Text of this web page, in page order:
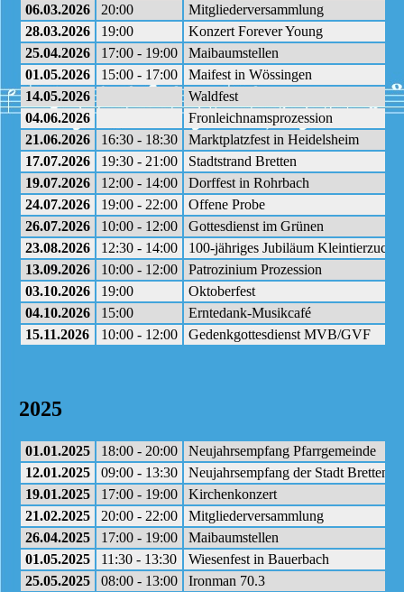
06.03.2026 20:00
Mitgliederversammlung
28.03.2026
19:00
Konzert Forever Young
25.04.2026
17:00 - 19:00
Maibaumstellen
01.05.2026
15:00 - 17:00
Maifest in Wössingen
14.05.2026
Waldfest
04.06.2026
Fronleichnamsprozession
21.06.2026
16:30 - 18:30
Marktplatzfest in Heidelsheim
17.07.2026
19:30 - 21:00
Stadtstrand Bretten
19.07.2026
12:00 - 14:00
Dorffest in Rohrbach
24.07.2026
19:00 - 22:00
Offene Probe
26.07.2026
10:00 - 12:00
Gottesdienst im Grünen
23.08.2026
12:30 - 14:00
100-jähriges Jubiläum
13.09.2026
10:00 - 12:00
Patrozinium Prozession
03.10.2026
19:00
Oktoberfest
04.10.2026
15:00
Erntedank-Musikcafé
15.11.2026
10:00 - 12:00 Gedenkgottesdienst MVB/GVF
2025
01.01.2025 18:00 - 20:00
Neujahrsempfang Pfarrgemeinde
12.01.2025
09:00 - 13:30
Neujahrsempfang der Stadt Bretten
19.01.2025
17:00 - 19:00
Kirchenkonzert
21.02.2025
20:00 - 22:00
Mitgliederversammlung
26.04.2025
17:00 - 19:00
Maibaumstellen
01.05.2025
11:30 - 13:30
Wiesenfest in Bauerbach
25.05.2025
08:00 - 13:00 Ironman 70.3